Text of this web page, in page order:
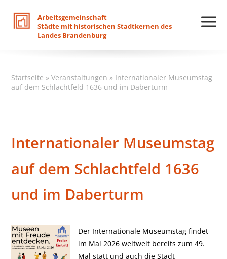
Arbeitsgemeinschaft
Städte mit historischen Stadtkernen des
Landes Brandenburg
Startseite »Veranstaltungen » Internationaler Museumstag
auf dem Schlachtfeld 1636 und im Daberturm
Internationaler Museumstag
auf dem Schlachtfeld 1636
und im Daberturm
Der Internationale Museumstag findet
im Mai 2026 weltweit bereits zum 49.
Mal statt und auch die Stadt